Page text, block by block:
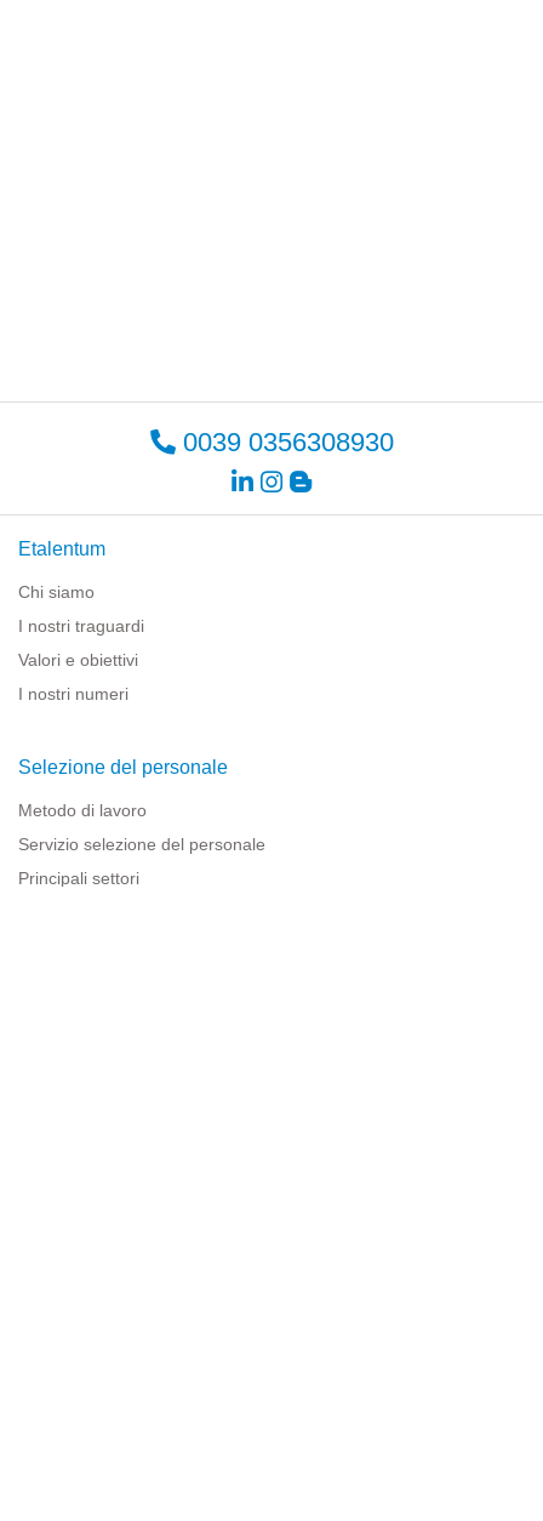
0039 0356308930
Etalentum
Chi siamo
I nostri traguardi
Valori e obiettivi
I nostri numeri
Selezione del personale
Metodo di lavoro
Servizio selezione del personale
Principali settori